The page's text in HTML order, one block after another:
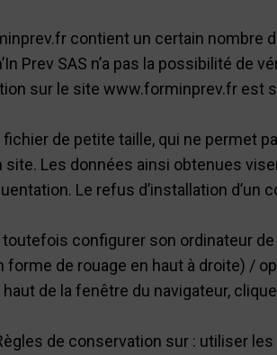
contient un certain nombre
Prev SAS n’a pas la possibilité
sur le site www.forminprev.fr est
de petite taille, qui ne permet
site. Les données ainsi obtenues
Le refus d’installation d’un
toutefois configurer son ordinateur
forme de rouage en haut à droite) /
de la fenêtre du navigateur,
de conservation sur : utiliser